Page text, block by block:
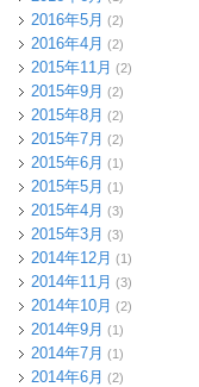
2016年5月 (2)
2016年4月 (2)
2015年11月 (2)
2015年9月 (2)
2015年8月 (2)
2015年7月 (2)
2015年6月 (1)
2015年5月 (1)
2015年4月 (3)
2015年3月 (3)
2014年12月 (1)
2014年11月 (3)
2014年10月 (2)
2014年9月 (1)
2014年7月 (1)
2014年6月 (2)